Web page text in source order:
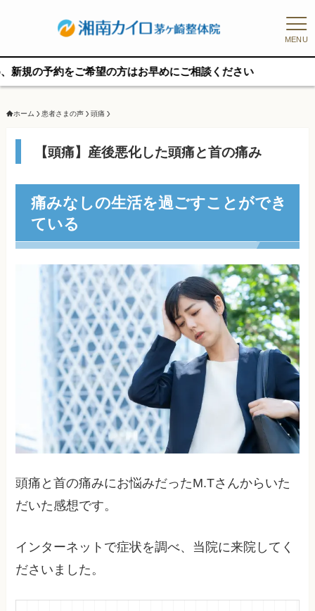
MENU
ご希望の方はお早めにご相談ください
ホーム 患者さまの声 頭痛
【頭痛】産後悪化した頭痛と首の痛み
痛みなしの生活を過ごすことができ
ている
頭痛と首の痛みにお悩みだったM.Tさんからいた
だいた感想です。
インターネットで症状を調べ、当院に来院してく
ださいました。